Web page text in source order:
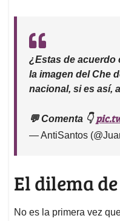
¿Estas de acuerdo
la imagen del Che
nacional, si es así,
💬 Comenta 👇
— AntiSantos
El dilema
No es la primera vez